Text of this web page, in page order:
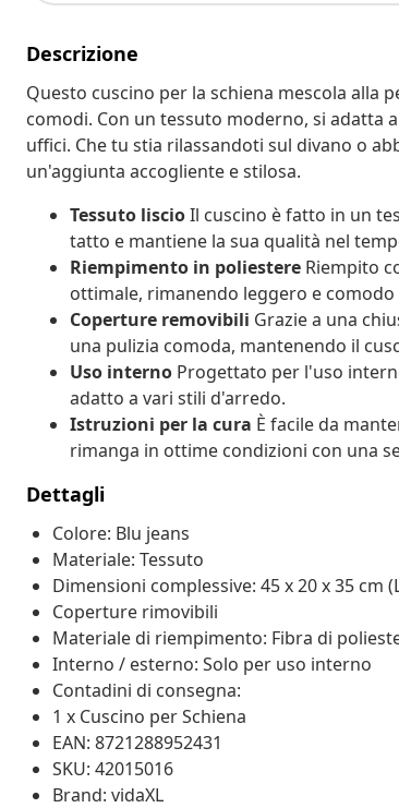
Descrizione
Questo cuscino per la schiena mescola
comodi. Con un tessuto moderno, si adatta
uffici. Che tu stia rilassandoti sul divano o
un'aggiunta accogliente e stilosa.
Tessuto liscioIl cuscino è fatto in un
tatto e mantiene la sua qualità nel
Riempimento in poliestere Riempito
ottimale, rimanendo leggero e
Coperture removibili Grazie a una
una pulizia comoda, mantenendo il
Uso interno Progettato per l'uso
adatto a vari stili d'arredo.
Istruzioni per la cura È facile da
rimanga in ottime condizioni con una
Dettagli
Colore: Blu jeans
Materiale: Tessuto
Dimensioni complessive: 45 x 20 x 35 cm
Coperture rimovibili
Materiale di riempimento: Fibra di
Interno / esterno: Solo per uso interno
Contadini di consegna:
1 x Cuscino per Schiena
EAN: 8721288952431
SKU: 42015016
Brand: vidaXL